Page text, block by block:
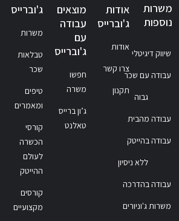
משרות
נוספות
שיווק דיגיטלי
עבודה עם שכר
גבוה
עבודה מהבית
עבודה בהייטק
ללא ניסיון
עבודה בהדרכה
משרות ג'וניורים
אודות
ג'וברייס
אודות
צרו קשר
תקנון
מוצאים
עבודה
עם
ג'וברייס
חפשו
משרה
ג’ון ברייס
טאלנט
ג'וברייס
משרות
טבלאות
שכר
טיפים
ומאמרים
קורסי
הכשרה
לעולם
ההייטק
קורסים
מקצועיים